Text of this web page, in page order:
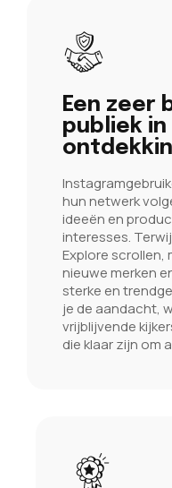
Een zeer
publiek in
hun netwerk
ideeën en
interesses.
Explore scrollen,
nieuwe merken
sterke en
je de aandacht,
vrijblijvende
die klaar zijn om